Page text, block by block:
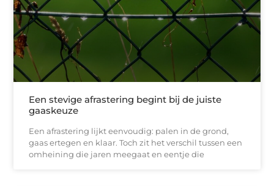
Een stevige afrastering begint bij de juiste
gaaskeuze
Een afrastering lijkt eenvoudig: palen in de grond,
gaas ertegen en klaar. Toch zit het verschil tussen een
omheining die jaren meegaat en eentje die